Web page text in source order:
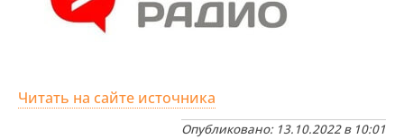
Читать на сайте источника
Опубликовано: 13.10.2022 в 10:01